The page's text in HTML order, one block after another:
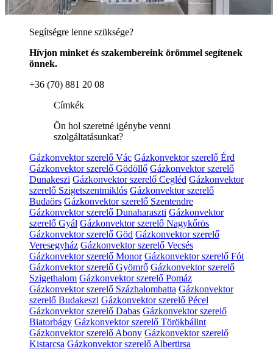
Segítségre lenne szüksége?
Hívjon minket és szakembereink örömmel segítenek
önnek.
+36 (70) 881 20 08
Címkék
Ön hol szeretné igénybe venni
szolgáltatásunkat?
Gázkonvektor szerelő Vác Gázkonvektor szerelő Érd
Gázkonvektor szerelő Gödöllő Gázkonvektor szerelő
Dunakeszi Gázkonvektor szerelő Cegléd Gázkonvektor
szerelő Szigetszentmiklós Gázkonvektor szerelő
Budaörs Gázkonvektor szerelő Szentendre
Gázkonvektor szerelő Dunaharaszti Gázkonvektor
szerelő Gyál Gázkonvektor szerelő Nagykőrös
Gázkonvektor szerelő Göd Gázkonvektor szerelő
Veresegyház Gázkonvektor szerelő Vecsés
Gázkonvektor szerelő Monor Gázkonvektor szerelő Fót
Gázkonvektor szerelő Gyömrő Gázkonvektor szerelő
Szigethalom Gázkonvektor szerelő Pomáz
Gázkonvektor szerelő Százhalombatta Gázkonvektor
szerelő Budakeszi Gázkonvektor szerelő Pécel
Gázkonvektor szerelő Dabas Gázkonvektor szerelő
Biatorbágy Gázkonvektor szerelő Törökbálint
Gázkonvektor szerelő Abony Gázkonvektor szerelő
Kistarcsa Gázkonvektor szerelő Albertirsa